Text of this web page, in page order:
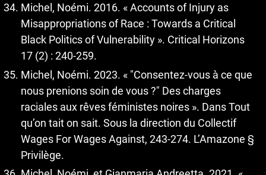
Michel, Noémi. 2016. « Accounts of Injury as
Misappropriations of Race : Towards a Critical
Black Politics of Vulnerability ». Critical Horizons
17 (2) : 240-259.
Michel, Noémi. 2023. « "Consentez-vous à ce que
nous prenions soin de vous ?" Des charges
raciales aux rêves féministes noires ». Dans Tout
qu’on tait on sait. Sous la direction du Collectif
Wages For Wages Against, 243-274. L’Amazone §
Privilège.